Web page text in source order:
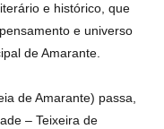
e histórico, que
e universo
de Amarante.
de Amarante) passa,
– Teixeira de